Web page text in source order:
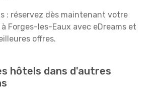
: réservez dès maintenant votre
Forges-les-Eaux avec eDreams et
offres.
hôtels dans d'autres